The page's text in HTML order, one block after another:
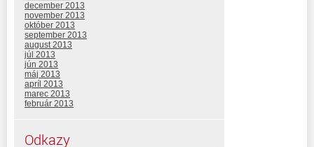
december 2013
november 2013
október 2013
september 2013
august 2013
júl 2013
jún 2013
máj 2013
apríl 2013
marec 2013
február 2013
Odkazy